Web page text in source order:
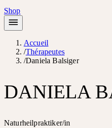
Shop
Accueil
/Thérapeutes
/Daniela Balsiger
DANIELA
Naturheilpraktiker/in